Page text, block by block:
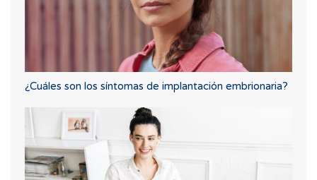
¿Cuáles son los síntomas de implantación embrionaria?